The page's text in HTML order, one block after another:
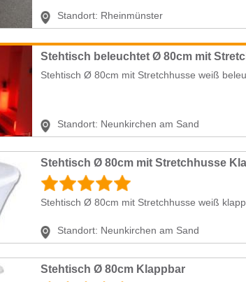
Standort: Rheinmünster
Stehtisch Ø 80cm mit Stretchhusse weiß
Standort: Neunkirchen am Sand
Stehtisch Ø 80cm mit Stretchhusse
Stehtisch Ø 80cm mit Stretchhusse weiß
Standort: Neunkirchen am Sand
Stehtisch Ø 80cm Klappbar